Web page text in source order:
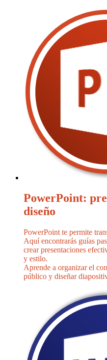
PowerPoint:
diseño
PowerPoint te permite
Aquí encontrarás guías
crear presentaciones
y estilo.
Aprende a organizar el
público y diseñar